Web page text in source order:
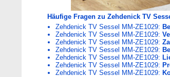
Häufige Fragen zu Zehdenick TV
Zehdenick TV Sessel MM-ZE1029:
Zehdenick TV Sessel MM-ZE1029:
Zehdenick TV Sessel MM-ZE1029:
Zehdenick TV Sessel MM-ZE1029:
Zehdenick TV Sessel MM-ZE1029:
Zehdenick TV Sessel MM-ZE1029:
Zehdenick TV Sessel MM-ZE1029: